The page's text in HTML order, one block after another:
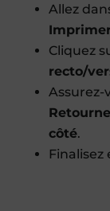
Allez
Cliquez
recto/
Assurez-
côté.